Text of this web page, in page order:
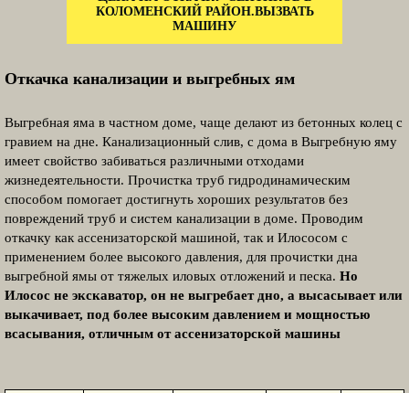
КОЛОМЕНСКИЙ РАЙОН.ВЫЗВАТЬ
МАШИНУ
Откачка канализации и выгребных ям
Выгребная яма в частном доме, чаще делают из бетонных колец с
гравием на дне. Канализационный слив, с дома в Выгребную яму
имеет свойство забиваться различными отходами
жизнедеятельности. Прочистка труб гидродинамическим
способом помогает достигнуть хороших результатов без
повреждений труб и систем канализации в доме. Проводим
откачку как ассенизаторской машиной, так и Илососом с
применением более высокого давления, для прочистки дна
выгребной ямы от тяжелых иловых отложений и песка. Но
Илосос не экскаватор, он не выгребает дно, а высасывает или
выкачивает, под более высоким давлением и мощностью
всасывания, отличным от ассенизаторской машины